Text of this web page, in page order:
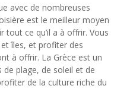
avec de nombreuses
est le meilleur moyen
ce qu’il a à offrir. Vous
îles, et profiter des
à offrir. La Grèce est un
plage, de soleil et de
de la culture riche du